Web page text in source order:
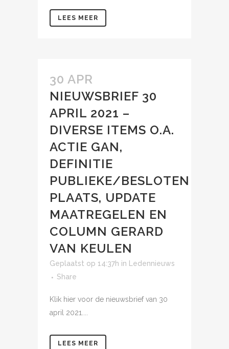
LEES MEER
30 APR
NIEUWSBRIEF 30
APRIL 2021 –
DIVERSE ITEMS O.A.
ACTIE GAN,
DEFINITIE
PUBLIEKE/BESLOTEN
PLAATS, UPDATE
MAATREGELEN EN
COLUMN GERARD
VAN KEULEN
Geplaatst op 14:37h in
Ledennieuws
Share
Klik hier voor de nieuwsbrief van 30
april 2021....
LEES MEER